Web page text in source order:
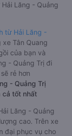
Lăng - Quảng
từ Hải Lăng -
Tân Quang
của bạn và
- Quảng Trị đi
rẻ hơn
- Quảng Trị
cả tốt nhất
Lăng - Quảng
cao. Trên xe
đại phục vụ cho